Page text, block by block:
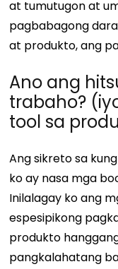
at tumutugon at
pagbabagong
at produkto, ang
Ano ang
trabaho?
tool sa
Ang sikreto sa
ko ay nasa mga
Inilalagay ko ang
espesipikong
produkto
pangkalahatang